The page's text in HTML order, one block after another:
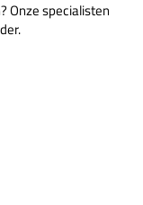
Onze specialisten